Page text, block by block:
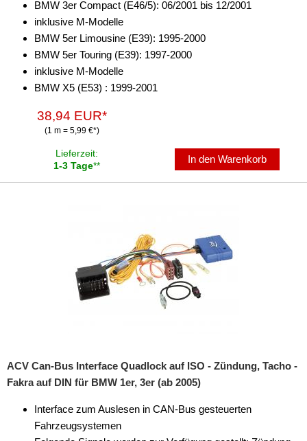
für Chrysler
für Citroen
für DAF
für Dodge
für Fiat
für General Motors
für Lamborghini
für Land Rover
BMW 3er Compact (E46/5): 06/2001 bis 12/2001
inklusive M-Modelle
BMW 5er Limousine (E39): 1995-2000
BMW 5er Touring (E39): 1997-2000
inklusive M-Modelle
BMW X5 (E53) : 1999-2001
38,94 EUR*
(1 m = 5,99 €*)
Lieferzeit:
1-3 Tage**
In den Warenkorb
ACV Can-Bus Interface Quadlock auf ISO - Zündung, Tacho -
Fakra auf DIN für BMW 1er, 3er (ab 2005)
Interface zum Auslesen in CAN-Bus gesteuerten
Fahrzeugsystemen